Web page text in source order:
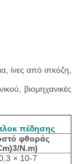
ίνες από ιπκόζη,
βιομηχανικές
πέδησης
φθοράς
3/N.m)
× 10-7